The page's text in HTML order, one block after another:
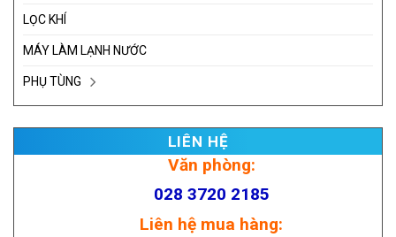
LỌC KHÍ
MÁY LÀM LẠNH NƯỚC
PHỤ TÙNG
LIÊN HỆ
Văn phòng:
028 3720 2185
Liên hệ mua hàng: